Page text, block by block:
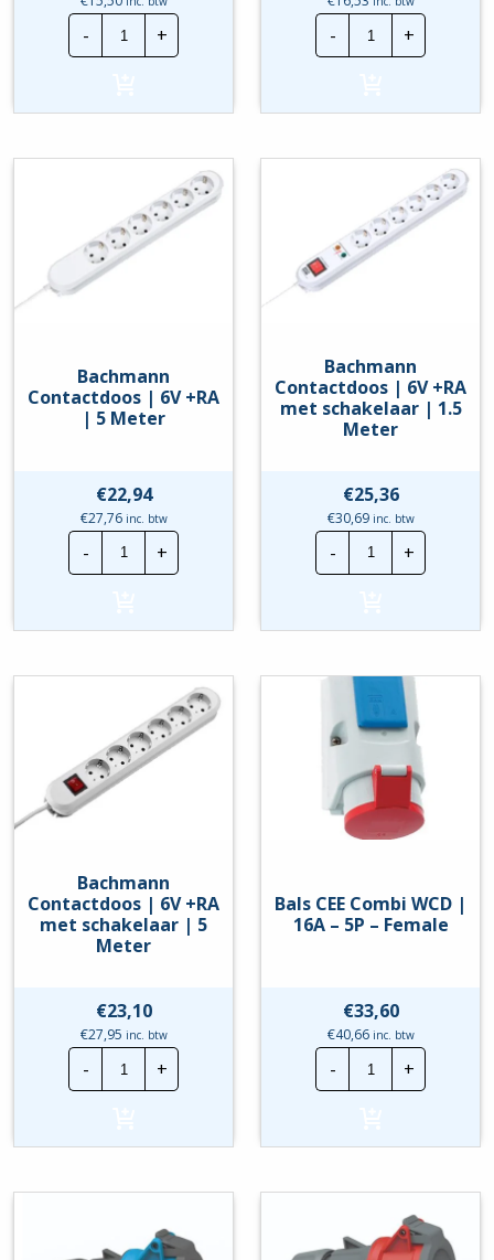
-
Bachmann
Contactdoos
|
|
hoeveelheid
+ -
Bachmann
Contactdoos
|
met
1.5
hoeveelheid
+
Bachmann
Contactdoos | 6V +RA
| 5 Meter
€22,94
€27,76inc. btw
-
Bachmann
Contactdoos
|
|
hoeveelheid
+
Bachmann
Contactdoos | 6V +RA
met schakelaar | 1.5
Meter
€25,36
€30,69inc. btw
-
Bachmann
Contactdoos
|
met
1.5
Meter
hoeveelheid
+
Bachmann
Contactdoos | 6V +RA
met schakelaar | 5
Meter
€23,10
€27,95 inc. btw
-
Bachmann
Contactdoos
|
met
5
hoeveelheid
+
Bals CEE Combi WCD |
16A – 5P – Female
€33,60
€40,66inc. btw
-
Bals
CEE
Combi
16A
-
Female
hoeveelheid
+